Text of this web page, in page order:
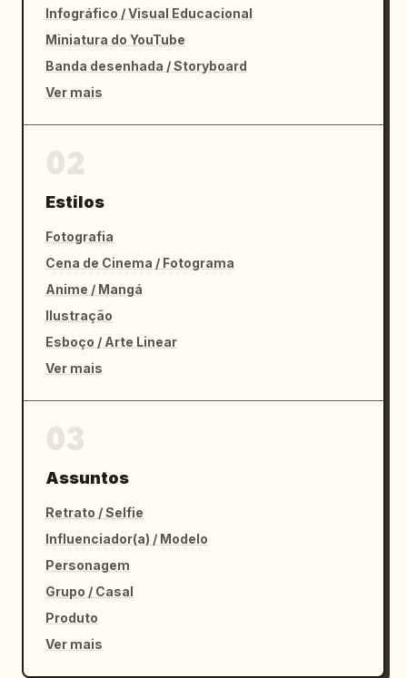
Infográfico / Visual Educacional
Miniatura do YouTube
Banda desenhada / Storyboard
Ver mais
Estilos
Fotografia
Cena de Cinema / Fotograma
Anime / Mangá
Ilustração
Esboço / Arte Linear
Ver mais
Assuntos
Retrato / Selfie
Influenciador(a) / Modelo
Personagem
Grupo / Casal
Produto
Ver mais